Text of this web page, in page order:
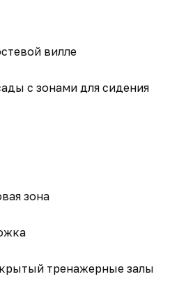
вилле
с зонами для сидения
зона
тренажерные залы